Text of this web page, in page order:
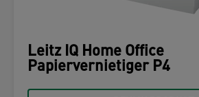
Leitz IQ Home Office
Papiervernietiger P4